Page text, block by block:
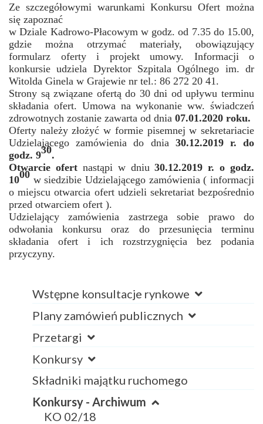
Wstępne konsultacje rynkowe
Plany zamówień publicznych
Przetargi
Konkursy
Składniki majątku ruchomego
Konkursy - Archiwum
KO 02/18
Ze szczegółowymi warunkami Konkursu Ofert można
się zapoznać
w Dziale Kadrowo-Płacowym w godz. od 7.35 do 15.00,
gdzie można otrzymać materiały, obowiązujący
formularz oferty i projekt umowy. Informacji o
konkursie udziela Dyrektor Szpitala Ogólnego im. dr
Witolda Ginela w Grajewie nr tel.: 86 272 20 41.
Strony są związane ofertą do 30 dni od upływu terminu
składania ofert. Umowa na wykonanie ww. świadczeń
zdrowotnych zostanie zawarta od dnia 07.01.2020 roku.
Oferty należy złożyć w formie pisemnej w sekretariacie
Udzielającego zamówienia do dnia 30.12.2019 r. do
godz. 930.
Otwarcie ofertnastąpi w dniu30.12.2019 r. o godz.
1000 w siedzibie Udzielającego zamówienia ( informacji
o miejscu otwarcia ofert udzieli sekretariat bezpośrednio
przed otwarciem ofert ).
Udzielający zamówienia zastrzega sobie prawo do
odwołania konkursu oraz do przesunięcia terminu
składania ofert i ich rozstrzygnięcia bez podania
przyczyny.